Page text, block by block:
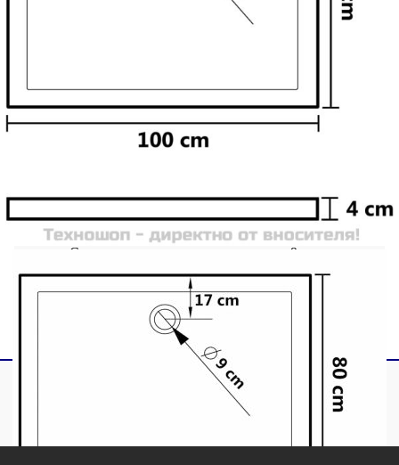
излизане. Това поддушово корито, изработено
от атрактивен ABS със силен гланц, е
коритото може да се използва в съчетание с
други продукти от колекцията vidaXL.
Материал: ABS с подсилено фибростъкло
Нисък праг
Стандартен отводнителен отвор 9 см